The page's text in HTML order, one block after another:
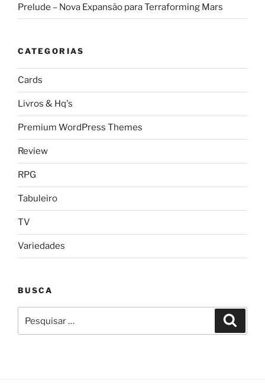
Prelude – Nova Expansão para Terraforming Mars
CATEGORIAS
Cards
Livros & Hq's
Premium WordPress Themes
Review
RPG
Tabuleiro
TV
Variedades
BUSCA
por: